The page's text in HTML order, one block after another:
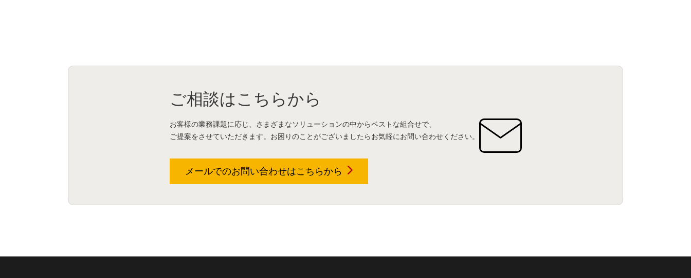
ご相談はこちらから
お客様の業務課題に応じ、さまざまなソリューションの中からベストな組合せで、
ご提案をさせていただきます。お困りのことがございましたらお気軽にお問い合わせください。
メールでのお問い合わせはこちらから